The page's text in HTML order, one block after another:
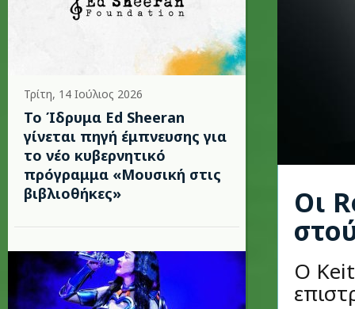
Τρίτη, 14 Ιούλιος 2026
Το Ίδρυμα Ed Sheeran
γίνεται πηγή έμπνευσης για
το νέο κυβερνητικό
πρόγραμμα «Μουσική στις
βιβλιοθήκες»
Οι
Ο